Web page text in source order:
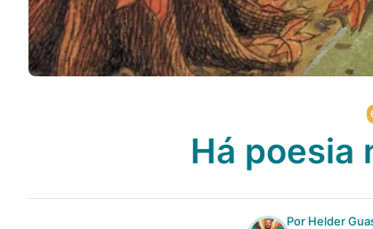
Há poesia
Por Helder